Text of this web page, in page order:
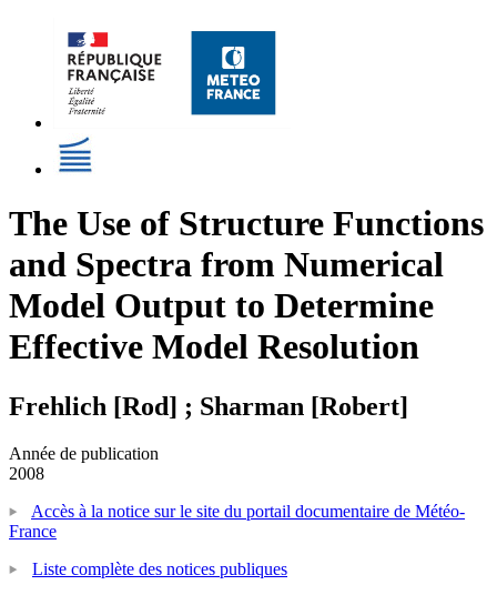
The Use of Structure Functions
and Spectra from Numerical
Model Output to Determine
Effective Model Resolution
Frehlich [Rod] ; Sharman [Robert]
Année de publication
2008
Accès à la notice sur le site du portail documentaire de Météo-
France
Liste complète des notices publiques